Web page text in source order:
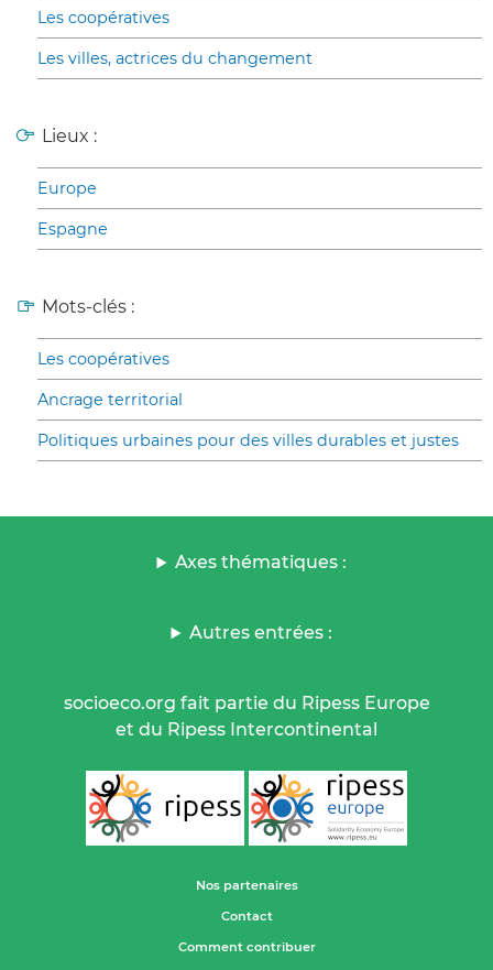
Les coopératives
Les villes, actrices du changement
Lieux :
Europe
Espagne
Mots-clés :
Les coopératives
Ancrage territorial
Politiques urbaines pour des villes durables et justes
Axes thématiques :
Autres entrées :
socioeco.org fait partie du Ripess Europe
et du Ripess Intercontinental
Nos partenaires
Contact
Comment contribuer